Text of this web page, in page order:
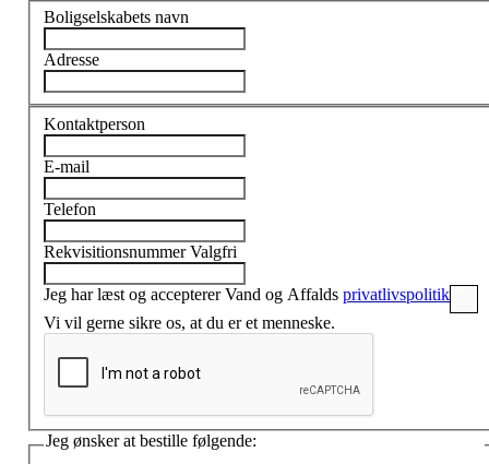
Boligselskabets navn
Adresse
Kontaktperson
E-mail
Telefon
Rekvisitionsnummer Valgfri
Jeg har læst og accepterer Vand og Affalds privatlivspolitik
Vi vil gerne sikre os, at du er et menneske.
Jeg ønsker at bestille følgende: